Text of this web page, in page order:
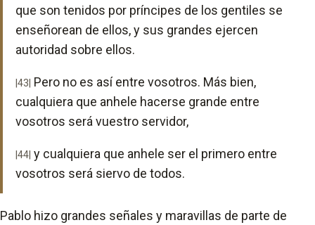
que son tenidos por príncipes de los gentiles se
enseñorean de ellos, y sus grandes ejercen
autoridad sobre ellos.
|43| Pero no es así entre vosotros. Más bien,
cualquiera que anhele hacerse grande entre
vosotros será vuestro servidor,
|44| y cualquiera que anhele ser el primero entre
vosotros será siervo de todos.
Pablo hizo grandes señales y maravillas de parte de